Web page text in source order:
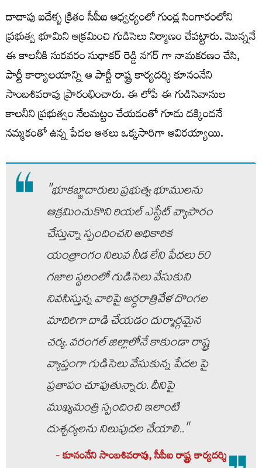
దాదాపు ఐదేళ్ళ క్రితం సీపీఐ ఆధ్వర్యంలో గుండ్ల సింగారంలోని
ప్రభుత్వ భూమిని ఆక్రమించి గుడిసెలు నిర్మాణం చేపట్టారు. మొన్ననే
ఈ కాలనీకి సురవరం సుధాకర్ రెడ్డి నగర్ గా నామకరణం చేసి,
పార్టీ కార్యాలయాన్ని ఆ పార్టీ రాష్ట్ర కార్యదర్శి కూనంనేని
సాంబశివరావు ప్రారంభించారు. ఈ లోపే ఈ గుడిసెవాసుల
కాలనీని ప్రభుత్వం నేలమట్టం చేయడంతో గూడు దక్కిందనే
నమ్మకంతో ఉన్న పేదల ఆశలు ఒక్కసారిగా ఆవిరయ్యాయి.
"భూకబ్జాదారులు ప్రభుత్వ భూములను
ఆక్రమించుకొని రియల్ ఎస్టేట్ వ్యాపారం
చేస్తున్నా స్పందించని అధికారిక
యంత్రాంగం నిలువ నీడ లేని పేదలు 50
గజాల స్థలంలో గుడిసెలు వేసుకుని
నివసిస్తున్న వారిపై అర్ధరాత్రివేళ దొంగల
మాదిరిగా దాడి చేయడం దుర్మార్గమైన
చర్య. వరంగల్ జిల్లాలోనే కాకుండా రాష్ట్ర
వ్యాప్తంగా గుడిసెలు వేసుకున్న పేదల పై
ప్రతాపం చూపుతున్నారు. దీనిపై
ముఖ్యమంత్రి స్పందించి ఇలాంటి
దుశ్చర్యలను నిలుపుదల చేయాలి.."
- కూనంనేని సాంబశివరావు, సీపీఐ రాష్ట్ర కార్యదర్శి